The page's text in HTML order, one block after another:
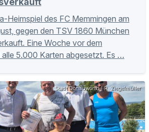
Heimspiel des FC Memmingen am
gegen den TSV 1860 München
Eine Woche vor dem
alle 5.000 Karten abgesetzt. Es …
Stadt Donauwörth / R. Ziegelmüller